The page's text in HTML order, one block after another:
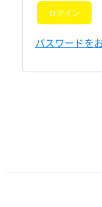
ログイン
パスワードを